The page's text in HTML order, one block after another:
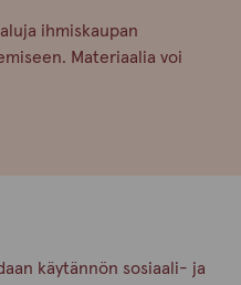
ihmiskaupan
Materiaalia voi
käytännön sosiaali- ja